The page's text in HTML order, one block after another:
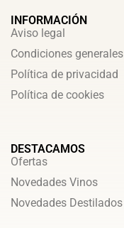
INFORMACIÓN
Aviso legal
Condiciones generales
Política de privacidad
Política de cookies
DESTACAMOS
Ofertas
Novedades Vinos
Novedades Destilados